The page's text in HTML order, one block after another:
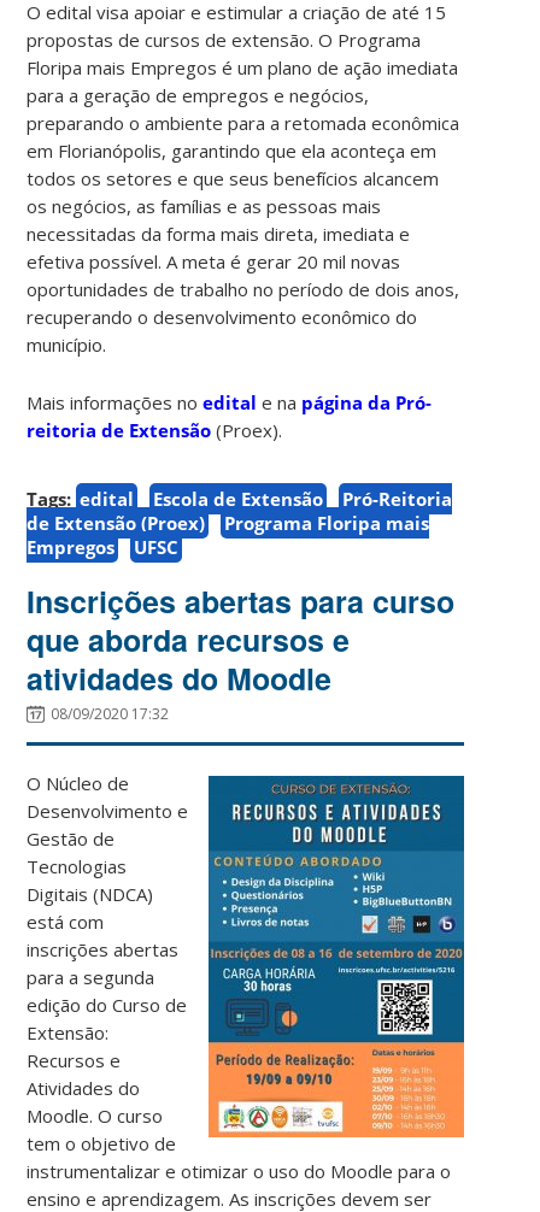
O edital visa apoiar e estimular a criação de até 15
propostas de cursos de extensão. O Programa
Floripa mais Empregos é um plano de ação imediata
para a geração de empregos e negócios,
preparando o ambiente para a retomada econômica
em Florianópolis, garantindo que ela aconteça em
todos os setores e que seus benefícios alcancem
os negócios, as famílias e as pessoas mais
necessitadas da forma mais direta, imediata e
efetiva possível. A meta é gerar 20 mil novas
oportunidades de trabalho no período de dois anos,
recuperando o desenvolvimento econômico do
município.
Mais informações noedital e na página da Pró-
reitoria de Extensão (Proex).
Tags: edital Escola de Extensão
Pró-Reitoria
de Extensão (Proex)
Programa Floripa mais
Empregos
UFSC
Inscrições abertas para curso
que aborda recursos e
atividades do Moodle
08/09/2020 17:32
O Núcleo de
Desenvolvimento e
Gestão de
Tecnologias
Digitais (NDCA)
está com
inscrições abertas
para a segunda
edição do Curso de
Extensão:
Recursos e
Atividades do
Moodle. O curso
tem o objetivo de
instrumentalizar e otimizar o uso do Moodle para o
ensino e aprendizagem. As inscrições devem ser